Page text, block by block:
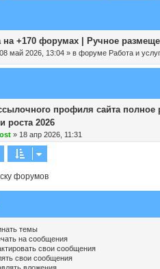
на +170 форумах | Ручное
08 май 2026, 13:04 » в форуме Работа и
профиля сайта полное
роста 2026
» 18 апр 2026, 11:31
форумов
темы
на сообщения
свои сообщения
свои сообщения